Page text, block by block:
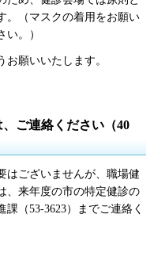
。（マスクの着用をお願い
。）
願いいたします。
ご連絡ください（40
はございませんが、職場健
、来年度の市の特定健診の
（53-3623）までご連絡く